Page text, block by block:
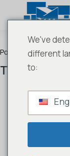
Poliester-bawełna ,
Tkanina
We've
different
to: